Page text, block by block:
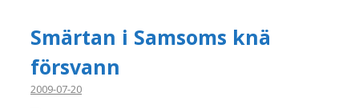
Smärtan i Samsoms knä
försvann
2009-07-20